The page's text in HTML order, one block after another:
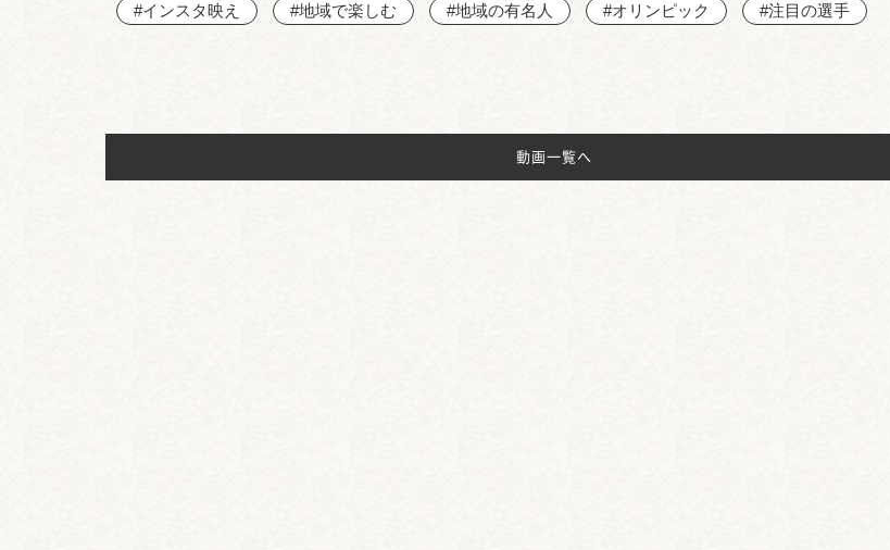
#インスタ映え #地域で楽しむ #地域の有名人 #オリンピック #注目の選手
動画一覧へ